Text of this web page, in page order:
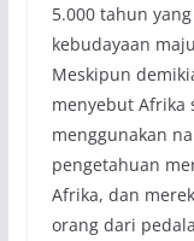
5.000 tahun
kebudayaan
Meskipun
menyebut Afrika
menggunakan
pengetahuan
Afrika, dan
orang dari